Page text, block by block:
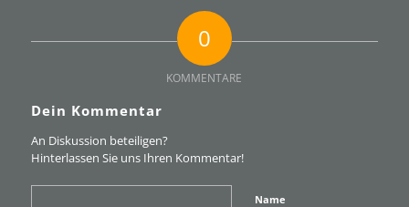
0
KOMMENTARE
Dein Kommentar
An Diskussion beteiligen?
Hinterlassen Sie uns Ihren Kommentar!
Name